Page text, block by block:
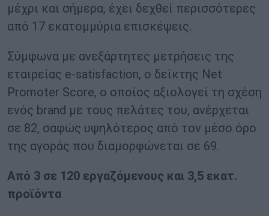
μέχρι και σήμερα, έχει δεχθεί περισσότερες
από 17 εκατομμύρια επισκέψεις.
Σύμφωνα με ανεξάρτητες μετρήσεις της
εταιρείας e-satisfaction, o δείκτης Νet
Ρromοter Score, ο οποίος αξιολογεί τη σχέση
ενός brand με τους πελάτες του, ανέρχεται
σε 82, σαφώς υψηλότερος από τον μέσο όρο
της αγοράς που διαμορφώνεται σε 69.
Από 3 σε 120 εργαζόμενους και 3,5 εκατ.
προϊόντα